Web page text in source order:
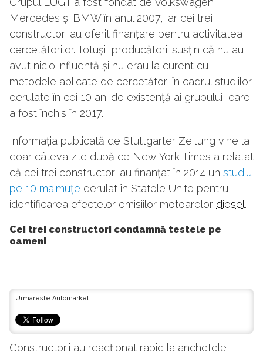
Mercedes și BMW în anul 2007, iar cei trei
constructori au oferit finanțare pentru activitatea
cercetătorilor. Totuși, producătorii susțin că nu au
avut nicio influență și nu erau la curent cu
metodele aplicate de cercetători în cadrul studiilor
derulate în cei 10 ani de existență ai grupului, care
a fost închis în 2017.
Informația publicată de Stuttgarter Zeitung vine la
doar câteva zile după ce New York Times a relatat
că cei trei constructori au finanțat în 2014 un studiu
pe 10 maimuțe derulat în Statele Unite pentru
identificarea efectelor emisiilor motoarelor diesel .
Cei trei constructori condamnă testele pe
oameni
Urmareste Automarket
Constructorii au reacționat rapid la anchetele